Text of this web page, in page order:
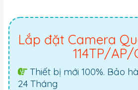
Lắp đặt Camera
114TP/AP/
Thiết bị mới 100%. Bảo
24 Tháng